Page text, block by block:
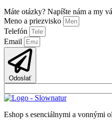
Máte otázky? Napíšte nám a my
Meno a priezvisko
Telefón
Email
Odoslať
Eshop s esenciálnymi a vonnými